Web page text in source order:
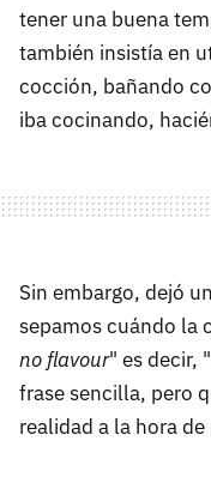
tener una buena
también insistía en
cocción, bañando
iba cocinando,
Sin embargo, dejó un
sepamos cuándo la
no flavour" es decir,
frase sencilla, pero
realidad a la hora